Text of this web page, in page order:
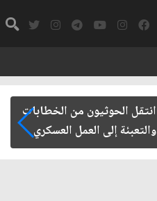
انتقل الحوثيون من الخطابات
والتعبئة إلى العمل العسكري